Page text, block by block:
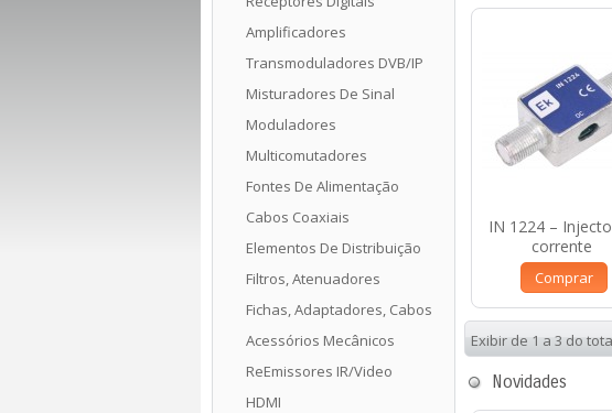
Amplificadores
Transmoduladores DVB/IP
Misturadores De Sinal
Moduladores
Multicomutadores
Fontes De Alimentação
Cabos Coaxiais
Elementos De Distribuição
Filtros, Atenuadores
Fichas, Adaptadores, Cabos
Acessórios Mecânicos
ReEmissores IR/Video
HDMI
IN 1224 –
corrente
Comprar
Exibir de 1 a 3 do
Novidades